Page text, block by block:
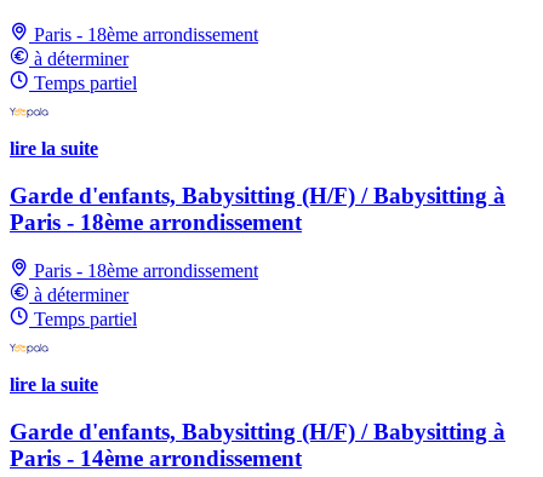
Paris - 18ème arrondissement
à déterminer
Temps partiel
lire la suite
Garde d'enfants, Babysitting (H/F) / Babysitting à
Paris - 18ème arrondissement
Paris - 18ème arrondissement
à déterminer
Temps partiel
lire la suite
Garde d'enfants, Babysitting (H/F) / Babysitting à
Paris - 14ème arrondissement